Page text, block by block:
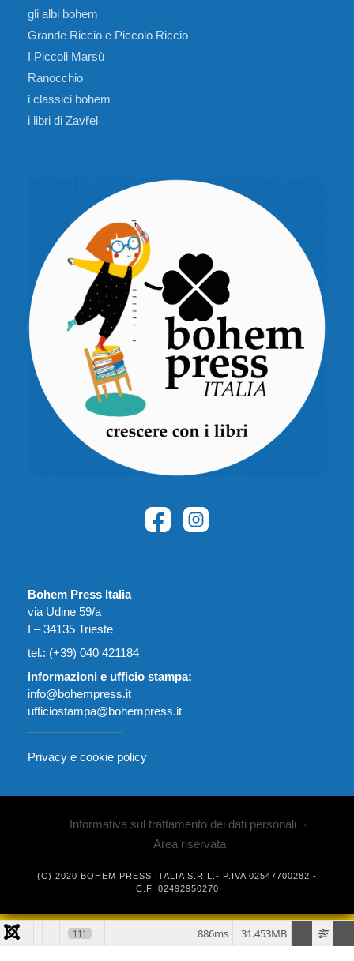
gli albi bohem
Grande Riccio e Piccolo Riccio
I Piccoli Marsù
Ranocchio
i classici bohem
i libri di Zavřel
Bohem Press Italia
via Udine 59/a
I – 34135 Trieste
tel.: (+39) 040 421184
informazioni e ufficio stampa:
info@bohempress.it
ufficiostampa@bohempress.it
Privacy e cookie policy
Informativa sul trattamento dei dati personali
Area riservata
(C) 2020 BOHEM PRESS ITALIA S.R.L.- P.IVA 02547700282 -
C.F. 02492950270
111 31.453MB
886ms